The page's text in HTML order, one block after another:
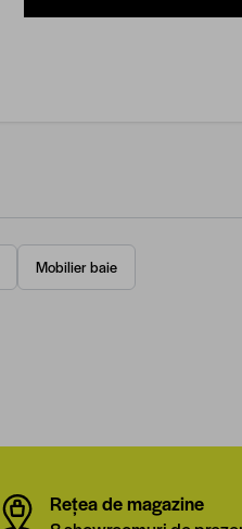
Mobilier baie
Rețea de magazine